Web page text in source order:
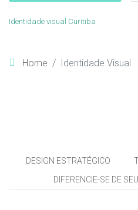
Identidade visual Curitiba
Home Identidade Visual
DESIGN ESTRATÉGICO
DIFERENCIE-SE DE